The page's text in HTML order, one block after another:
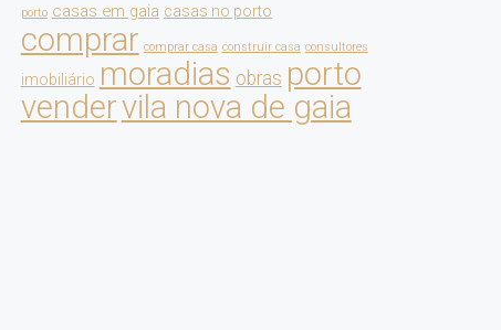
porto casas em gaia casas no porto
comprar comprar casa construir casa consultores
imobiliário moradias obras porto
vendervila nova de gaia